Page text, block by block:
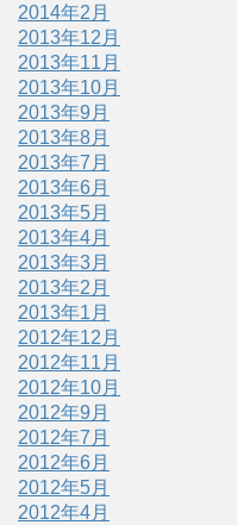
2014年2月
2013年12月
2013年11月
2013年10月
2013年9月
2013年8月
2013年7月
2013年6月
2013年5月
2013年4月
2013年3月
2013年2月
2013年1月
2012年12月
2012年11月
2012年10月
2012年9月
2012年7月
2012年6月
2012年5月
2012年4月